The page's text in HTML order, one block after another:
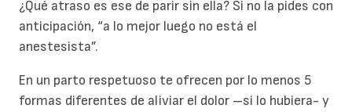
¿Qué atraso es ese de parir sin ella? Si no la pides con
anticipación, “a lo mejor luego no está el
anestesista”.
En un parto respetuoso te ofrecen por lo menos 5
formas diferentes de aliviar el dolor –si lo hubiera- y